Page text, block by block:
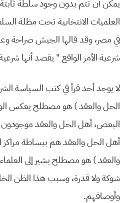
العلمیات الانتخابیة تحت مظلة
في مصر، وقد قالها الجیش صراحة
شرعیة الأمر الواقع ” یقصد أنها
لا یوجد أحد قرأ في كتب السیاسة
الحل والعقد ) هو مصطلح یعكس
البعض، أهل الحل والعقد موجودون
أهل الحل والعقد هم ببساطة مراكز
والعقد ) هو مصطلح یشیر إلى
شوكة ولا قدرة، وسبب هذا الظن
وأوصافهم.